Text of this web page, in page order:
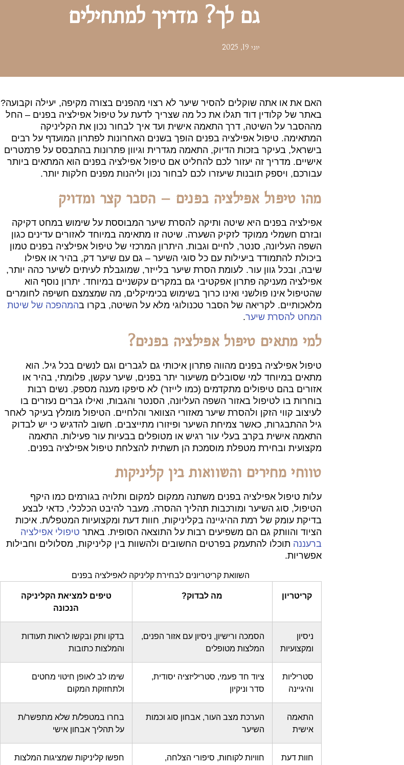
גם לך? מדריך למתחילים
יוני 19, 2025
האם את או אתה שוקלים להסיר שיער לא רצוי מהפנים בצורה מקיפה, יעילה וקבועה?
באתר של קלודין דוד תגלו את כל מה שצריך לדעת על טיפול אפילציה בפנים – החל
מההסבר על השיטה, דרך התאמה אישית ועד איך לבחור נכון את הקליניקה
המתאימה. טיפול אפילציה בפנים הופך בשנים האחרונות לפתרון המועדף על רבים
בישראל, בעיקר בזכות הדיוק, התאמה מגדרית וגיוון פתרונות בהתבסס על פרמטרים
אישיים. מדריך זה יעזור לכם להחליט אם טיפול אפילציה בפנים הוא המתאים ביותר
עבורכם, ויספק תובנות שיעזרו לכם לבחור נכון וליהנות מפנים חלקות יותר.
מהו טיפול אפילציה בפנים – הסבר קצר ומדויק
אפילציה בפנים היא שיטה ותיקה להסרת שיער המבוססת על שימוש במחט דקיקה
ובזרם חשמלי ממוקד לזקיק השערה. שיטה זו מתאימה במיוחד לאזורים עדינים כגון
השפה העליונה, סנטר, לחיים וגבות. היתרון המרכזי של טיפול אפילציה בפנים טמון
ביכולת להתמודד ביעילות עם כל סוגי השיער – גם עם שיער דק, בהיר או אפילו
שיבה, ובכל גוון עור. לעומת הסרת שיער בלייזר, שמוגבלת לעיתים לשיער כהה יותר,
אפילציה מעניקה פתרון אפקטיבי גם במקרים עקשניים במיוחד. יתרון נוסף הוא
שהטיפול אינו פולשני ואינו כרוך בשימוש בכימיקלים, מה שמצמצם חשיפה לחומרים
מלאכותיים. לקריאה של הסבר טכנולוגי מלא על השיטה, בקרו בהמהפכה של שיטת
המחט להסרת שיער.
למי מתאים טיפול אפילציה בפנים?
טיפול אפילציה בפנים מהווה פתרון איכותי גם לגברים וגם לנשים בכל גיל. הוא
מתאים במיוחד למי שסובלים משיעור יתר בפנים, שיער עקשן, פלומתי, בהיר או
אזורים בהם טיפולים מתקדמים (כמו לייזר) לא סיפקו מענה מספק. נשים רבות
בוחרות בו לטיפול באזור השפה העליונה, הסנטר והגבות, ואילו גברים נעזרים בו
לעיצוב קווי הזקן ולהסרת שיער מאזורי הצוואר והלחיים. הטיפול מומלץ בעיקר לאחר
גיל ההתבגרות, כאשר צמיחת השיער ופיזורו מתייצבים. חשוב להדגיש כי יש לבדוק
התאמה אישית בקרב בעלי עור רגיש או מטופלים בבעיות עור פעילות. התאמה
מקצועית ובחירת מטפלת מוסמכת הן תשתית להצלחת טיפול אפילציה בפנים.
טווחי מחירים והשוואות בין קליניקות
עלות טיפול אפילציה בפנים משתנה ממקום למקום ותלויה בגורמים כמו היקף
הטיפול, סוג השיער ומורכבות תהליך ההסרה. מעבר להיבט הכלכלי, כדאי לבצע
בדיקת עומק של רמת ההיגיינה בקליניקות, חוות דעת ומקצועיות המטפל/ת. איכות
הציוד והוותק גם הם משפיעים רבות על התוצאה הסופית. באתר טיפולי אפילציה
ברעננה תוכלו להתעמק בפרטים החשובים ולהשוות בין קליניקות, מסלולים וחבילות
אפשריות.
השוואת קריטריונים לבחירת קליניקה לאפילציה בפנים
קריטריון מה לבדוק?
טיפים למציאת הקליניקה
הנכונה
ניסיון
ומקצועיות
הסמכה ורישיון, ניסיון עם אזור הפנים,
המלצות מטופלים
בדקו ותק ובקשו לראות תעודות
והמלצות כתובות
סטריליות
והיגיינה
ציוד חד פעמי, סטריליזציה יסודית,
סדר וניקיון
שימו לב לאופן חיטוי מחטים
ולתחזוקת המקום
התאמה
אישית
הערכת מצב העור, אבחון סוג וכמות
השיער
בחרו במטפל/ת שלא מתפשר/ת
על תהליך אבחון אישי
חוות דעת
חוויות לקוחות, סיפורי הצלחה,
חפשו קליניקות שמציגות המלצות